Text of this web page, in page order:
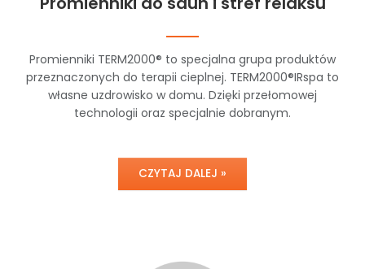
Promienniki TERM2000® to specjalna grupa produktów
przeznaczonych do terapii cieplnej. TERM2000®IRspa to
własne uzdrowisko w domu. Dzięki przełomowej
technologii oraz specjalnie dobranym.
CZYTAJ DALEJ »